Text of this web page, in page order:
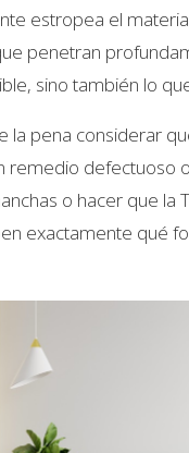
estropea el
penetran
sino también lo
la pena considerar
remedio defectuoso
o hacer que la
exactamente qué